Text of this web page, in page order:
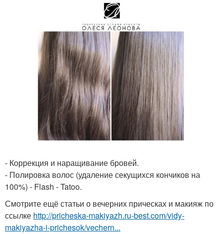
- Коррекция и наращивание бровей.
- Полировка волос (удаление секущихся кончиков на
100%) - Flash - Tatoo.
Смотрите ещё статьи о вечерних прическах и макияж по
ссылке http://pricheska-makiyazh.ru-best.com/vidy-
makiyazha-i-prichesok/vechern...